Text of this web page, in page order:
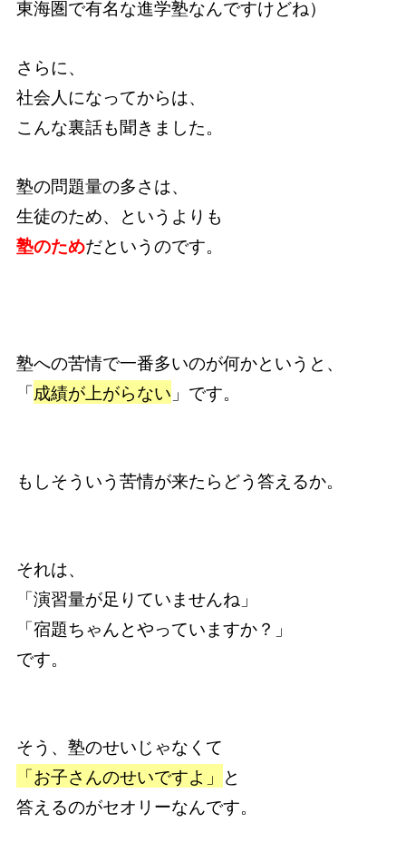
東海圏で有名な進学塾なんですけどね）
さらに、
社会人になってからは、
こんな裏話も聞きました。
塾の問題量の多さは、
生徒のため、というよりも
塾のためだというのです。
塾への苦情で一番多いのが何かというと、
「成績が上がらない 」です。
もしそういう苦情が来たらどう答えるか。
それは、
「演習量が足りていませんね」
「宿題ちゃんとやっていますか？」
です。
そう、塾のせいじゃなくて
「お子さんのせいですよ」 と
答えるのがセオリーなんです。